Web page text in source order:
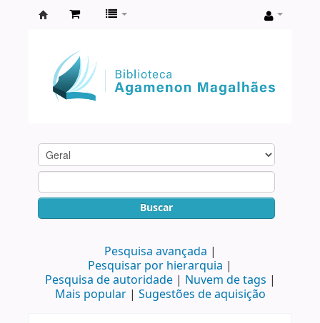
Agamenon
Magalhães
Buscar
Pesquisa avançada
Pesquisar por hierarquia
Pesquisa de autoridade
Nuvem de tags
Mais popular
Sugestões de aquisição